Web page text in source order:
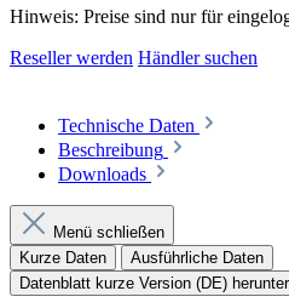
Hinweis: Preise sind nur für
Reseller werden Händler suchen
Technische Daten
Beschreibung
Downloads
Menü schließen
Kurze Daten
Ausführliche Daten
Datenblatt kurze Version (DE)